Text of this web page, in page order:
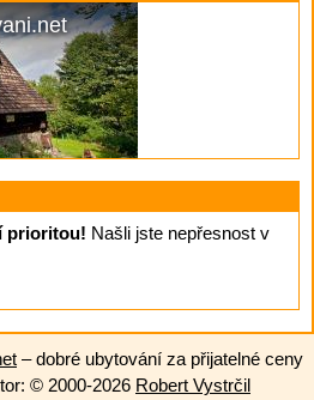
prioritou! Našli jste nepřesnost v
– dobré ubytování za přijatelné ceny
© 2000-2026 Robert Vystrčil